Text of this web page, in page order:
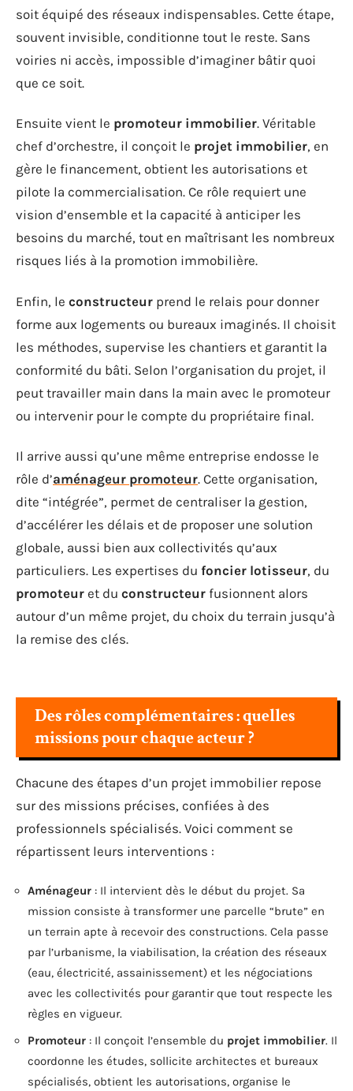
soit équipé des réseaux indispensables. Cette étape,
souvent invisible, conditionne tout le reste. Sans
voiries ni accès, impossible d’imaginer bâtir quoi
que ce soit.
Ensuite vient le promoteur immobilier. Véritable
chef d’orchestre, il conçoit le projet immobilier, en
gère le financement, obtient les autorisations et
pilote la commercialisation. Ce rôle requiert une
vision d’ensemble et la capacité à anticiper les
besoins du marché, tout en maîtrisant les nombreux
risques liés à la promotion immobilière.
Enfin, le constructeur prend le relais pour donner
forme aux logements ou bureaux imaginés. Il choisit
les méthodes, supervise les chantiers et garantit la
conformité du bâti. Selon l’organisation du projet, il
peut travailler main dans la main avec le promoteur
ou intervenir pour le compte du propriétaire final.
Il arrive aussi qu’une même entreprise endosse le
rôle d’aménageur promoteur. Cette organisation,
dite “intégrée”, permet de centraliser la gestion,
d’accélérer les délais et de proposer une solution
globale, aussi bien aux collectivités qu’aux
particuliers. Les expertises du foncier lotisseur, du
promoteur et du constructeur fusionnent alors
autour d’un même projet, du choix du terrain jusqu’à
la remise des clés.
Des rôles complémentaires : quelles
missions pour chaque acteur ?
Chacune des étapes d’un projet immobilier repose
sur des missions précises, confiées à des
professionnels spécialisés. Voici comment se
répartissent leurs interventions :
Aménageur : Il intervient dès le début du projet. Sa
mission consiste à transformer une parcelle “brute” en
un terrain apte à recevoir des constructions. Cela passe
par l’urbanisme, la viabilisation, la création des réseaux
(eau, électricité, assainissement) et les négociations
avec les collectivités pour garantir que tout respecte les
règles en vigueur.
Promoteur : Il conçoit l’ensemble du projet immobilier. Il
coordonne les études, sollicite architectes et bureaux
spécialisés, obtient les autorisations, organise le